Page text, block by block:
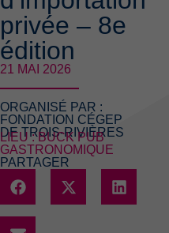
privée – 8e
édition
21 MAI 2026
ORGANISÉ PAR :
FONDATION CÉGEP
DE TROIS-RIVIÈRES
LIEU : BUCK PUB
GASTRONOMIQUE
PARTAGER